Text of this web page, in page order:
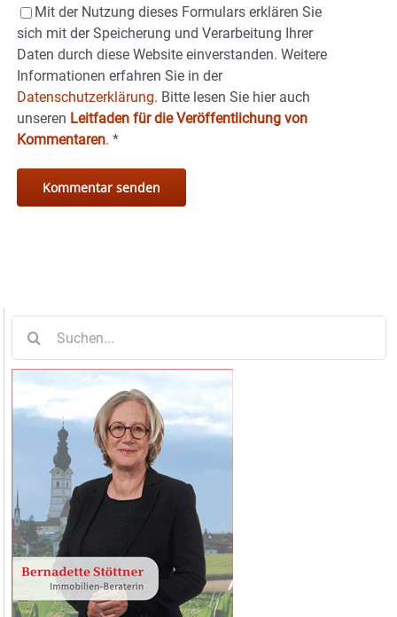
Mit der Nutzung dieses Formulars erklären Sie
sich mit der Speicherung und Verarbeitung Ihrer
Daten durch diese Website einverstanden. Weitere
Informationen erfahren Sie in der
Datenschutzerklärung. Bitte lesen Sie hier auch
unseren Leitfaden für die Veröffentlichung von
Kommentaren. *
nach: